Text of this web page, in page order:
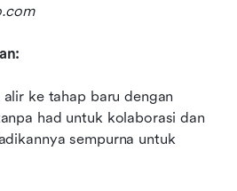
ke tahap baru dengan
had untuk kolaborasi dan
sempurna untuk